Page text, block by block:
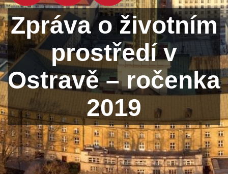
Zpráva o životním
prostředí v
Ostravě – ročenka
2019